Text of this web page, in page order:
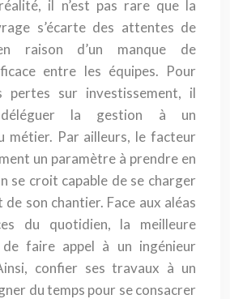
il n’est pas rare que la
s’écarte des attentes de
raison d’un manque de
entre les équipes. Pour
pertes sur investissement, il
la gestion à un
métier. Par ailleurs, le facteur
un paramètre à prendre en
se croit capable de se charger
son chantier. Face aux aléas
du quotidien, la meilleure
faire appel à un ingénieur
confier ses travaux à un
du temps pour se consacrer